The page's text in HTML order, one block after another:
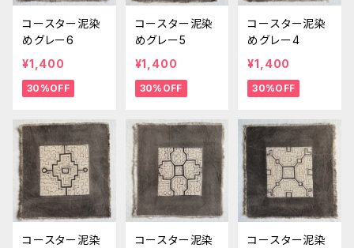
コースター泥染
めグレー6
¥1,400
30%OFF
コースター泥染
めグレー5
¥1,400
30%OFF
コースター泥染
めグレー4
¥1,400
30%OFF
コースター泥染
コースター泥染
コースター泥染